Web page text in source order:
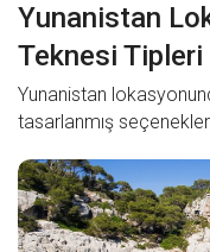
Yunanistan
Teknesi Tipleri
Yunanistan
tasarlanmış